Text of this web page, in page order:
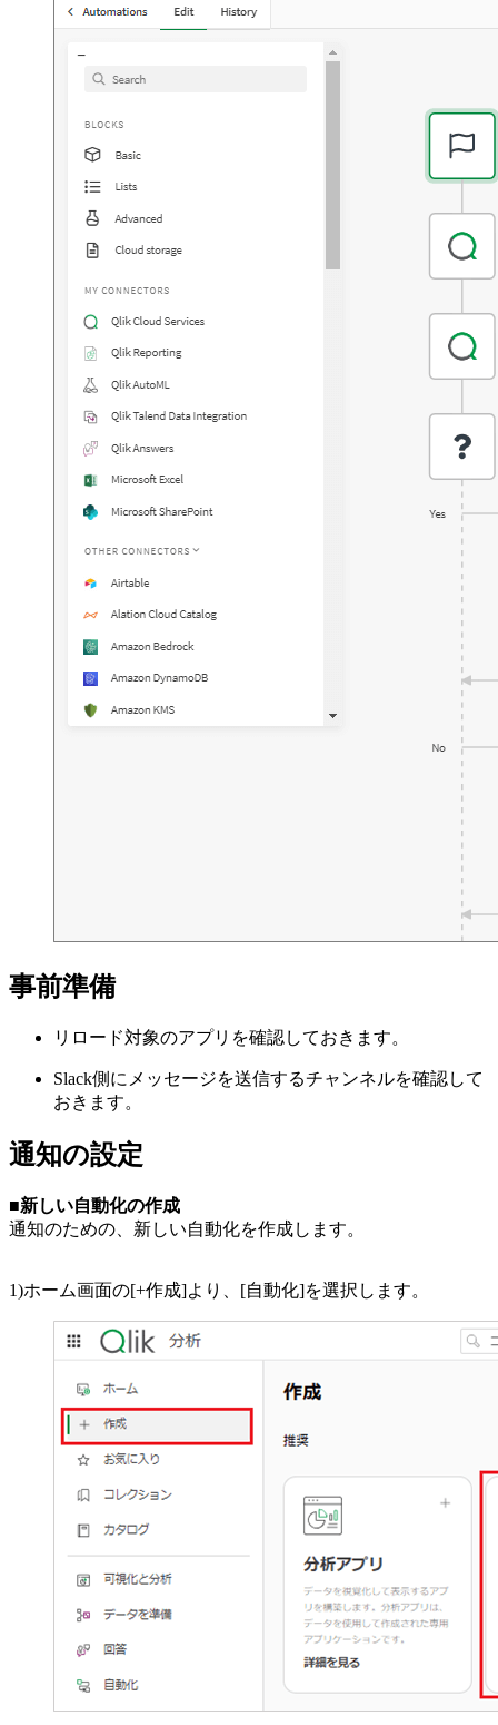
事前準備
リロード対象のアプリを確認しておきます。
Slack側にメッセージを送信するチャンネルを確認して
おきます。
通知の設定
■新しい自動化の作成
通知のための、新しい自動化を作成します。
1)ホーム画面の[+作成]より、[自動化]を選択します。